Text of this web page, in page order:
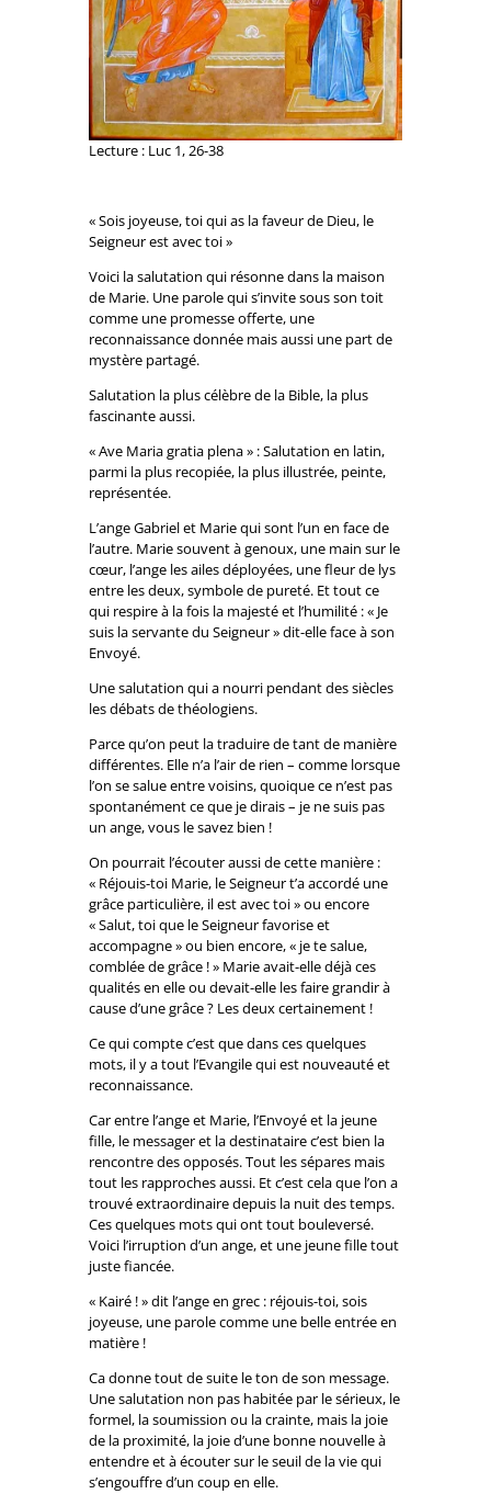
Lecture : Luc 1, 26-38
« Sois joyeuse, toi qui as la faveur de Dieu, le
Seigneur est avec toi »
Voici la salutation qui résonne dans la maison
de Marie. Une parole qui s’invite sous son toit
comme une promesse offerte, une
reconnaissance donnée mais aussi une part de
mystère partagé.
Salutation la plus célèbre de la Bible, la plus
fascinante aussi.
« Ave Maria gratia plena » : Salutation en latin,
parmi la plus recopiée, la plus illustrée, peinte,
représentée.
L’ange Gabriel et Marie qui sont l’un en face de
l’autre. Marie souvent à genoux, une main sur le
cœur, l’ange les ailes déployées, une fleur de lys
entre les deux, symbole de pureté. Et tout ce
qui respire à la fois la majesté et l’humilité : « Je
suis la servante du Seigneur » dit-elle face à son
Envoyé.
Une salutation qui a nourri pendant des siècles
les débats de théologiens.
Parce qu’on peut la traduire de tant de manière
différentes. Elle n’a l’air de rien – comme lorsque
l’on se salue entre voisins, quoique ce n’est pas
spontanément ce que je dirais – je ne suis pas
un ange, vous le savez bien !
On pourrait l’écouter aussi de cette manière :
« Réjouis-toi Marie, le Seigneur t’a accordé une
grâce particulière, il est avec toi » ou encore
« Salut, toi que le Seigneur favorise et
accompagne » ou bien encore, « je te salue,
comblée de grâce ! » Marie avait-elle déjà ces
qualités en elle ou devait-elle les faire grandir à
cause d’une grâce ? Les deux certainement !
Ce qui compte c’est que dans ces quelques
mots, il y a tout l’Evangile qui est nouveauté et
reconnaissance.
Car entre l’ange et Marie, l’Envoyé et la jeune
fille, le messager et la destinataire c’est bien la
rencontre des opposés. Tout les sépares mais
tout les rapproches aussi. Et c’est cela que l’on a
trouvé extraordinaire depuis la nuit des temps.
Ces quelques mots qui ont tout bouleversé.
Voici l’irruption d’un ange, et une jeune fille tout
juste fiancée.
« Kairé ! » dit l’ange en grec : réjouis-toi, sois
joyeuse, une parole comme une belle entrée en
matière !
Ca donne tout de suite le ton de son message.
Une salutation non pas habitée par le sérieux, le
formel, la soumission ou la crainte, mais la joie
de la proximité, la joie d’une bonne nouvelle à
entendre et à écouter sur le seuil de la vie qui
s’engouffre d’un coup en elle.